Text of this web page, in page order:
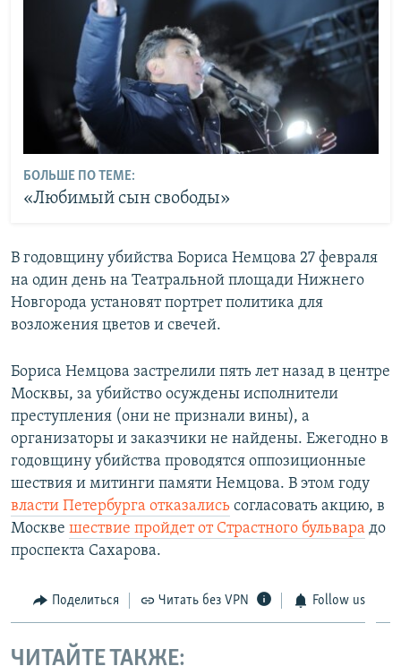
БОЛЬШЕ ПО ТЕМЕ:
«Любимый сын свободы»
В годовщину убийства Бориса Немцова 27 февраля
на один день на Театральной площади Нижнего
Новгорода установят портрет политика для
возложения цветов и свечей.
Бориса Немцова застрелили пять лет назад в центре
Москвы, за убийство осуждены исполнители
преступления (они не признали вины), а
организаторы и заказчики не найдены. Ежегодно в
годовщину убийства проводятся оппозиционные
шествия и митинги памяти Немцова. В этом году
власти Петербурга отказались согласовать акцию, в
Москве шествие пройдет от Страстного бульвара до
проспекта Сахарова.
Поделиться Читать без VPN Follow us
ЧИТАЙТЕ ТАКЖЕ: